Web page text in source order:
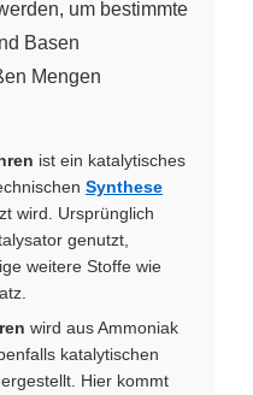
um bestimmte
Basen
Mengen
ist ein katalytisches
Synthese
wird. Ursprünglich
genutzt,
weitere Stoffe wie
wird aus Ammoniak
katalytischen
Hier kommt